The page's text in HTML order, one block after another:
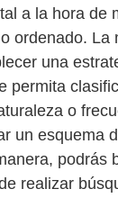
a la hora de
ordenado. La
una
permita
o
un esquema
podrás
realizar